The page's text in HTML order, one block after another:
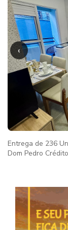
‹
Entrega de 236
Dom Pedro